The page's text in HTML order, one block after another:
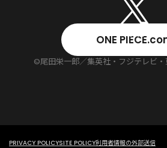
ONE
©尾田栄一郎／集英社・フジテレビ
PRIVACY POLICYSITE POLICY利用者情報の外部送信